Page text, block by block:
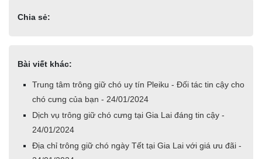
Chia sẻ:
Bài viết khác:
Trung tâm trông giữ chó uy tín Pleiku - Đối tác tin cậy cho
chó cưng của bạn - 24/01/2024
Dịch vụ trông giữ chó cưng tại Gia Lai đáng tin cậy -
24/01/2024
Địa chỉ trông giữ chó ngày Tết tại Gia Lai với giá ưu đãi -